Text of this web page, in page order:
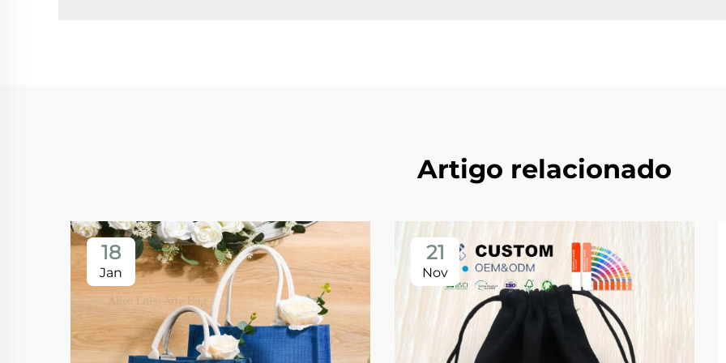
Artigo relacionado
18
Jan
21
Nov